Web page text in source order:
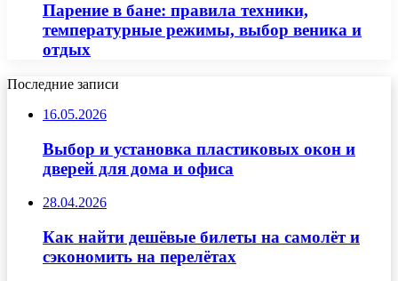
Парение в бане: правила техники,
температурные режимы, выбор веника и
отдых
Последние записи
16.05.2026
Выбор и установка пластиковых окон и
дверей для дома и офиса
28.04.2026
Как найти дешёвые билеты на самолёт и
сэкономить на перелётах